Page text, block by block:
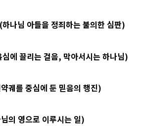
나님 아들을 정죄하는 불의한 심판)
에 끌리는 걸음, 막아서시는 하나님)
궤를 중심에 둔 믿음의 행진)
의 영으로 이루시는 일)